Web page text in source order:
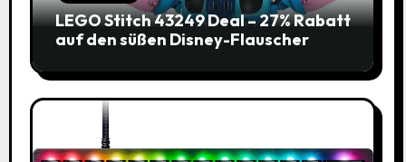
LEGO Stitch 43249 Deal – 27% Rabatt
auf den süßen Disney-Flauscher